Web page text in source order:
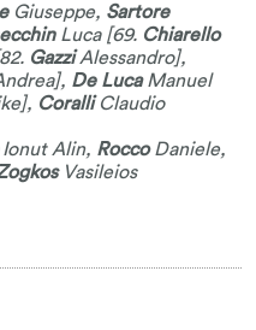
Giuseppe, Sartore
Luca[69. Chiarello
GazziAlessandro],
], De LucaManuel
], CoralliClaudio
Alin, RoccoDaniele,
Vasileios